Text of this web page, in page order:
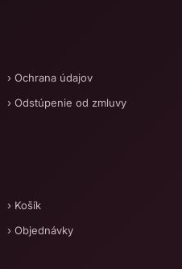
› Ochrana údajov
› Odstúpenie od zmluvy
› Košík
› Objednávky